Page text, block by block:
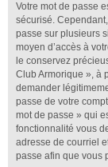
Votre mot de passe
sécurisé.
passe sur plusieurs
moyen d’accès à
le conservez
Club Armorique », à
demander
passe de votre
mot de passe » qui
fonctionnalité vous
adresse de courriel
passe afin que vous